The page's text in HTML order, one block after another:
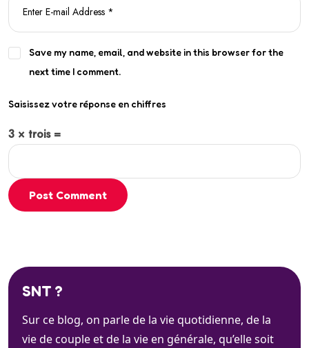
Save my name, email, and website in this browser for the
next time I comment.
Saisissez votre réponse en chiffres
3 × trois =
Post Comment
SNT ?
Sur ce blog, on parle de la vie quotidienne, de la
vie de couple et de la vie en générale, qu’elle soit